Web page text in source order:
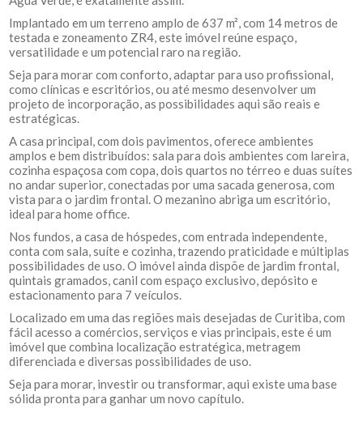
Implantado em um terreno amplo de 637 m², com 14 metros de
testada e zoneamento ZR4, este imóvel reúne espaço,
versatilidade e um potencial raro na região.
Seja para morar com conforto, adaptar para uso profissional,
como clínicas e escritórios, ou até mesmo desenvolver um
projeto de incorporação, as possibilidades aqui são reais e
estratégicas.
A casa principal, com dois pavimentos, oferece ambientes
amplos e bem distribuídos: sala para dois ambientes com lareira,
cozinha espaçosa com copa, dois quartos no térreo e duas suítes
no andar superior, conectadas por uma sacada generosa, com
vista para o jardim frontal. O mezanino abriga um escritório,
ideal para home office.
Nos fundos, a casa de hóspedes, com entrada independente,
conta com sala, suíte e cozinha, trazendo praticidade e múltiplas
possibilidades de uso. O imóvel ainda dispõe de jardim frontal,
quintais gramados, canil com espaço exclusivo, depósito e
estacionamento para 7 veículos.
Localizado em uma das regiões mais desejadas de Curitiba, com
fácil acesso a comércios, serviços e vias principais, este é um
imóvel que combina localização estratégica, metragem
diferenciada e diversas possibilidades de uso.
Seja para morar, investir ou transformar, aqui existe uma base
sólida pronta para ganhar um novo capítulo.